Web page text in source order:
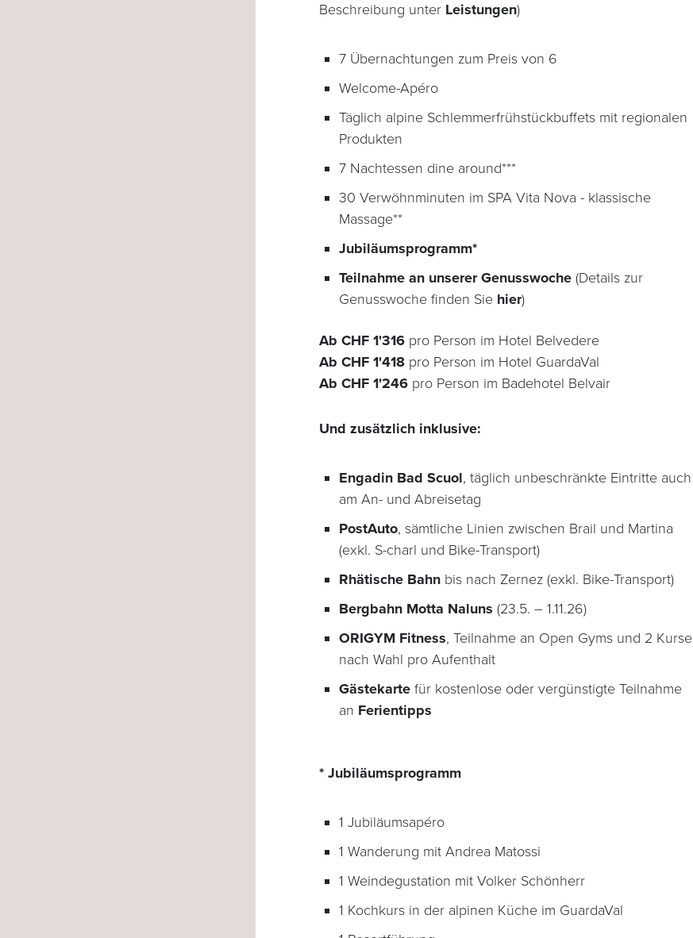
Beschreibung unter Leistungen)
7 Übernachtungen zum Preis von 6
Welcome-Apéro
Täglich alpine Schlemmerfrühstückbuffets mit regionalen
Produkten
7 Nachtessen dine around***
30 Verwöhnminuten im SPA Vita Nova - klassische
Massage**
Jubiläumsprogramm*
Teilnahme an unserer Genusswoche (Details zur
Genusswoche finden Sie hier)
Ab CHF 1'316 pro Person im Hotel Belvedere
Ab CHF 1'418 pro Person im Hotel GuardaVal
Ab CHF 1'246 pro Person im Badehotel Belvair
Und zusätzlich inklusive:
Engadin Bad Scuol, täglich unbeschränkte Eintritte auch
am An- und Abreisetag
PostAuto, sämtliche Linien zwischen Brail und Martina
(exkl. S-charl und Bike-Transport)
Rhätische Bahn bis nach Zernez (exkl. Bike-Transport)
Bergbahn Motta Naluns (23.5. – 1.11.26)
ORIGYM Fitness, Teilnahme an Open Gyms und 2 Kurse
nach Wahl pro Aufenthalt
Gästekarte für kostenlose oder vergünstigte Teilnahme
an Ferientipps
* Jubiläumsprogramm
1 Jubiläumsapéro
1 Wanderung mit Andrea Matossi
1 Weindegustation mit Volker Schönherr
1 Kochkurs in der alpinen Küche im GuardaVal